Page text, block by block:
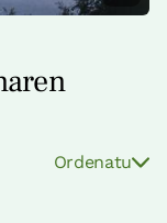
Ordenatu